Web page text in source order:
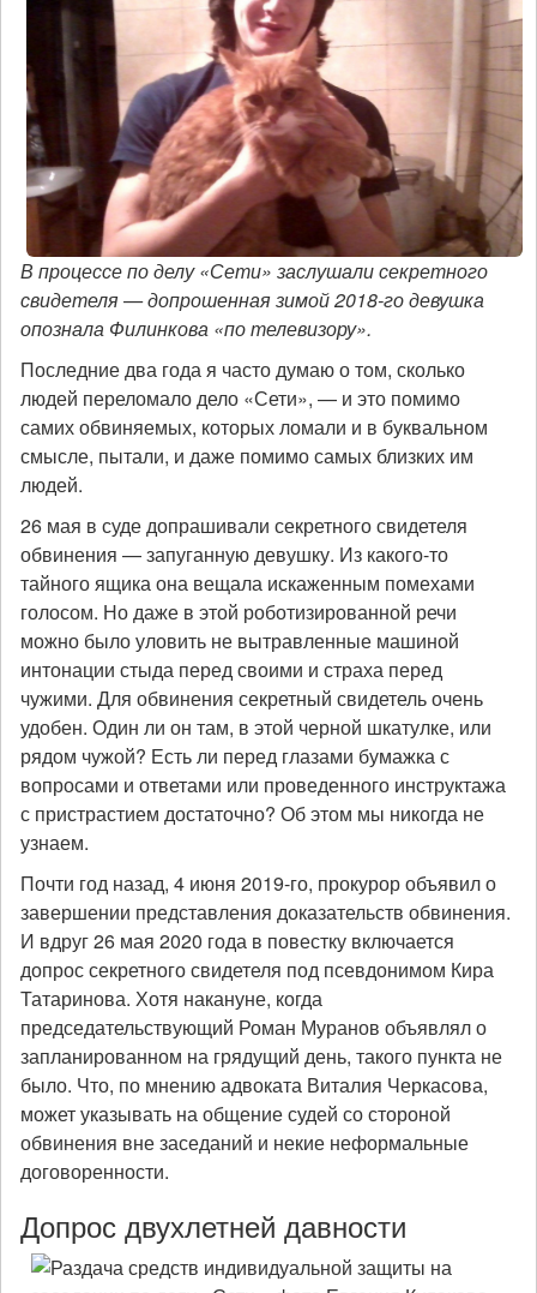
В процессе по делу «Сети» заслушали секретного
свидетеля — допрошенная зимой 2018-го девушка
опознала Филинкова «по телевизору».
Последние два года я часто думаю о том, сколько
людей переломало дело «Сети», — и это помимо
самих обвиняемых, которых ломали и в буквальном
смысле, пытали, и даже помимо самых близких им
людей.
26 мая в суде допрашивали секретного свидетеля
обвинения — запуганную девушку. Из какого-то
тайного ящика она вещала искаженным помехами
голосом. Но даже в этой роботизированной речи
можно было уловить не вытравленные машиной
интонации стыда перед своими и страха перед
чужими. Для обвинения секретный свидетель очень
удобен. Один ли он там, в этой черной шкатулке, или
рядом чужой? Есть ли перед глазами бумажка с
вопросами и ответами или проведенного инструктажа
с пристрастием достаточно? Об этом мы никогда не
узнаем.
Почти год назад, 4 июня 2019-го, прокурор объявил о
завершении представления доказательств обвинения.
И вдруг 26 мая 2020 года в повестку включается
допрос секретного свидетеля под псевдонимом Кира
Татаринова. Хотя накануне, когда
председательствующий Роман Муранов объявлял о
запланированном на грядущий день, такого пункта не
было. Что, по мнению адвоката Виталия Черкасова,
может указывать на общение судей со стороной
обвинения вне заседаний и некие неформальные
договоренности.
Допрос двухлетней давности